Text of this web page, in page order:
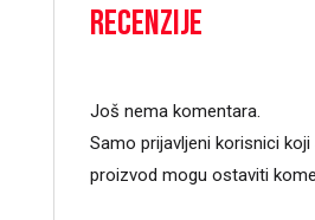
Recenzije
Još nema komentara.
Samo prijavljeni korisnici koji
proizvod mogu ostaviti